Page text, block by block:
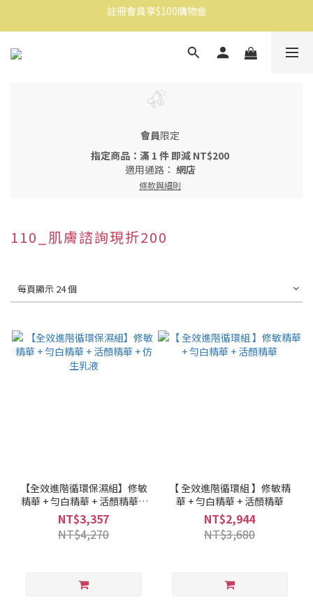
消費滿$1500免運
註冊會員享$100購物金
消費滿$1500免運
會員限定
指定商品：滿 1 件 即減 NT$200
適用通路： 網店
條款與細則
110_肌膚諮詢現折200
每頁顯示 24 個
【全效進階循環保濕組】修敏
精華 + 勻白精華 + 活顏精華 +
仿生乳液
NT$3,357
NT$4,270
【 全效進階循環組 】修敏精
華 + 勻白精華 + 活顏精華
NT$2,944
NT$3,680